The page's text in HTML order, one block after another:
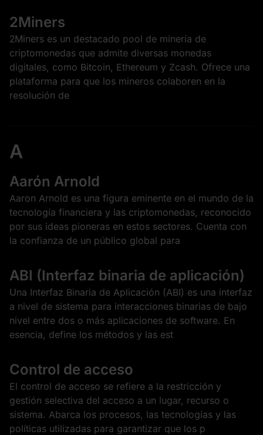
2Miners
2Miners es un destacado pool de minería de
criptomonedas que admite diversas monedas
digitales, como Bitcoin, Ethereum y Zcash. Ofrece una
plataforma para que los mineros colaboren en la
resolución de
A
Aarón Arnold
Aaron Arnold es una figura eminente en el mundo de la
tecnología financiera y las criptomonedas, reconocido
por sus ideas pioneras en estos sectores. Cuenta con
la confianza de un público global para
ABI (Interfaz binaria de aplicación)
Una Interfaz Binaria de Aplicación (ABI) es una interfaz
a nivel de sistema para interacciones binarias de bajo
nivel entre dos o más aplicaciones de software. En
esencia, define los métodos y las est
Control de acceso
El control de acceso se refiere a la restricción y
gestión selectiva del acceso a un lugar, recurso o
sistema. Abarca los procesos, las tecnologías y las
políticas utilizadas para garantizar que los p